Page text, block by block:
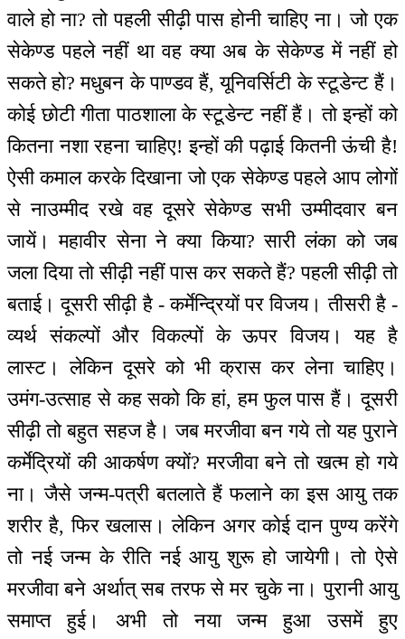
वाले हो ना? तो पहली सीढ़ी पास होनी चाहिए ना। जो एक
सेकेण्ड पहले नहीं था वह क्या अब के सेकेण्ड में नहीं हो
सकते हो? मधुबन के पाण्डव हैं, यूनिवर्सिटी के स्टूडेन्ट हैं।
कोई छोटी गीता पाठशाला के स्टूडेन्ट नहीं हैं। तो इन्हों को
कितना नशा रहना चाहिए! इन्हों की पढ़ाई कितनी ऊंची है!
ऐसी कमाल करके दिखाना जो एक सेकेण्ड पहले आप लोगों
से नाउम्मीद रखे वह दूसरे सेकेण्ड सभी उम्मीदवार बन
जायें। महावीर सेना ने क्या किया? सारी लंका को जब
जला दिया तो सीढ़ी नहीं पास कर सकते हैं? पहली सीढ़ी तो
बताई। दूसरी सीढ़ी है - कर्मेन्द्रियों पर विजय। तीसरी है -
व्यर्थ संकल्पों और विकल्पों के ऊपर विजय। यह है
लास्ट। लेकिन दूसरे को भी क्रास कर लेना चाहिए।
उमंग-उत्साह से कह सको कि हां, हम फुल पास हैं। दूसरी
सीढ़ी तो बहुत सहज है। जब मरजीवा बन गये तो यह पुराने
कर्मेद्रियों की आकर्षण क्यों? मरजीवा बने तो खत्म हो गये
ना। जैसे जन्म-पत्री बतलाते हैं फलाने का इस आयु तक
शरीर है, फिर खलास। लेकिन अगर कोई दान पुण्य करेंगे
तो नई जन्म के रीति नई आयु शुरू हो जायेगी। तो ऐसे
मरजीवा बने अर्थात् सब तरफ से मर चुके ना। पुरानी आयु
समाप्त हुई। अभी तो नया जन्म हुआ उसमें हुए